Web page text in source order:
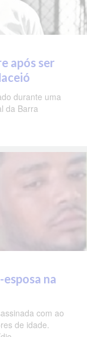
após ser
durante uma
da Barra
na
com ao
de idade.